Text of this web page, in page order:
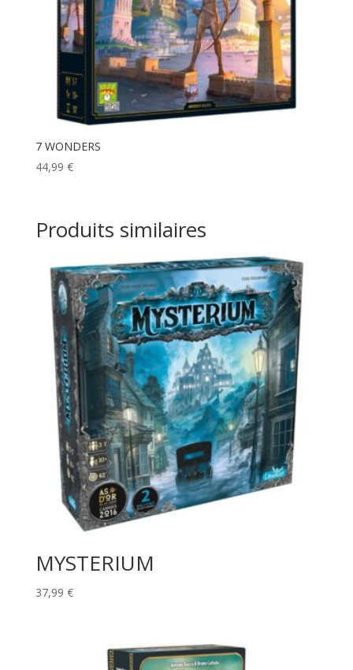
7 WONDERS
44,99 €
Produits similaires
MYSTERIUM
37,99 €